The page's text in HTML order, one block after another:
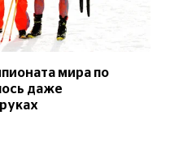
мира по
даже